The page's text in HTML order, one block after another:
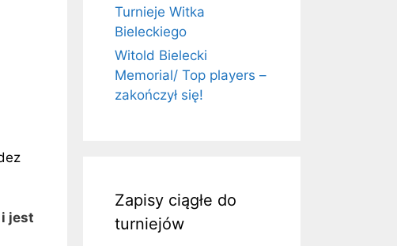
i jest
Turnieje Witka
Bieleckiego
Witold Bielecki
Memorial/ Top players –
zakończył się!
Zapisy ciągłe do
turniejów